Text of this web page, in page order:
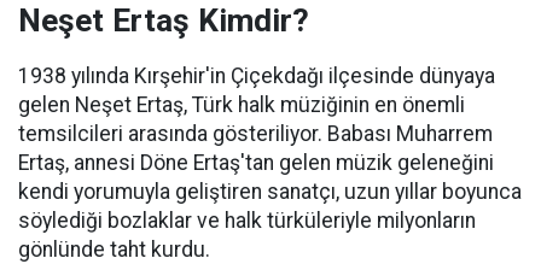
Neşet Ertaş Kimdir?
1938 yılında Kırşehir'in Çiçekdağı ilçesinde dünyaya
gelen Neşet Ertaş, Türk halk müziğinin en önemli
temsilcileri arasında gösteriliyor. Babası Muharrem
Ertaş, annesi Döne Ertaş'tan gelen müzik geleneğini
kendi yorumuyla geliştiren sanatçı, uzun yıllar boyunca
söylediği bozlaklar ve halk türküleriyle milyonların
gönlünde taht kurdu.